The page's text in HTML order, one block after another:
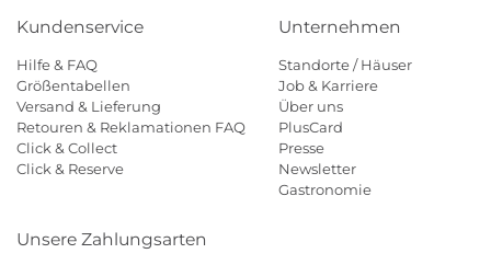
Kundenservice
Hilfe & FAQ
Größentabellen
Versand & Lieferung
Retouren & Reklamationen FAQ
Click & Collect
Click & Reserve
Unternehmen
Standorte / Häuser
Job & Karriere
Über uns
PlusCard
Presse
Newsletter
Gastronomie
Unsere Zahlungsarten